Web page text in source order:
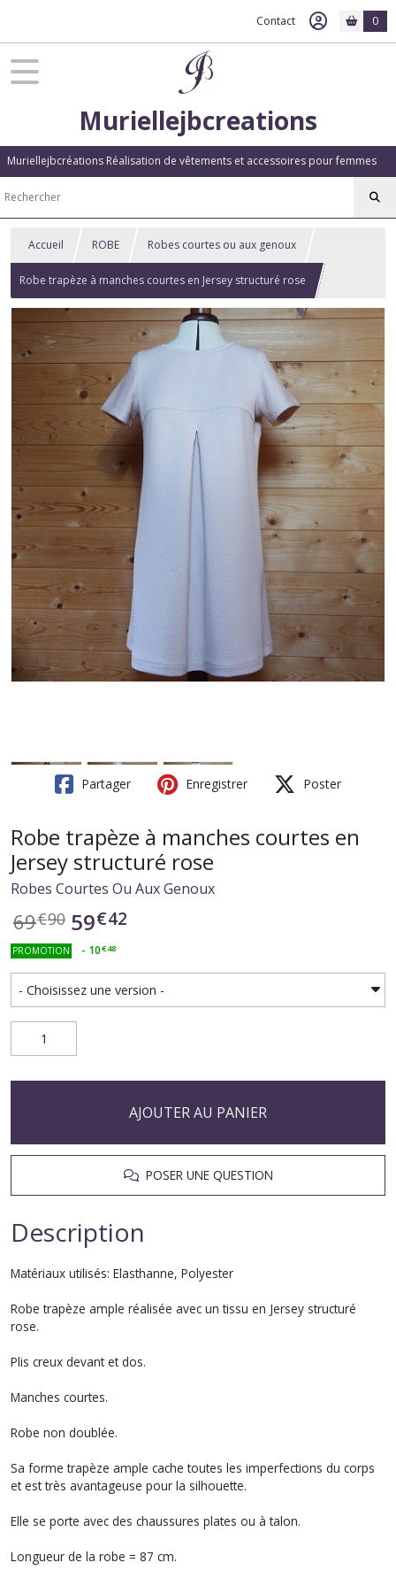
Contact 0
Muriellejbcreations
Muriellejbcréations Réalisation de vêtements et accessoires pour femmes
Accueil ROBE Robes courtes ou aux genoux
Robe trapèze à manches courtes en Jersey structuré rose
Partager Enregistrer Poster
Robe trapèze à manches courtes en
Jersey structuré rose
Robes Courtes Ou Aux Genoux
69€90 59€42
PROMOTION - 10€48
AJOUTER AU PANIER
POSER UNE QUESTION
Description
Matériaux utilisés: Elasthanne, Polyester
Robe trapèze ample réalisée avec un tissu en Jersey structuré
rose.
Plis creux devant et dos.
Manches courtes.
Robe non doublée.
Sa forme trapèze ample cache toutes les imperfections du corps
et est très avantageuse pour la silhouette.
Elle se porte avec des chaussures plates ou à talon.
Longueur de la robe = 87 cm.